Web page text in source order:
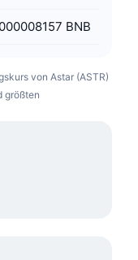
BNB
von Astar (ASTR)
größten